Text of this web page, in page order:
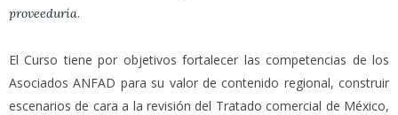
proveeduría.
El Curso tiene por objetivos fortalecer las competencias de los
Asociados ANFAD para su valor de contenido regional, construir
escenarios de cara a la revisión del Tratado comercial de México,